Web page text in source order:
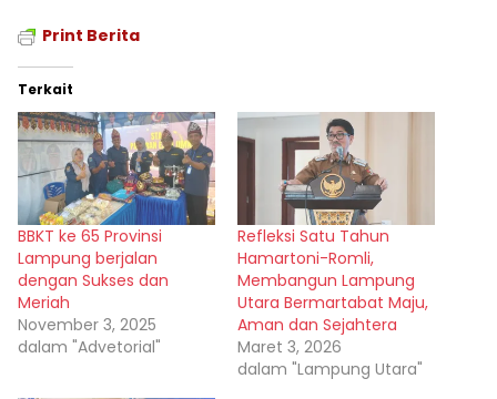
Print Berita
Terkait
BBKT ke 65 Provinsi
Lampung berjalan
dengan Sukses dan
Meriah
November 3, 2025
dalam "Advetorial"
Refleksi Satu Tahun
Hamartoni-Romli,
Membangun Lampung
Utara Bermartabat Maju,
Aman dan Sejahtera
Maret 3, 2026
dalam "Lampung Utara"